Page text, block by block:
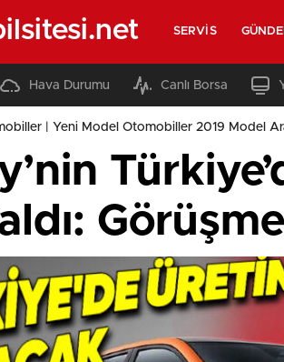
SERVIS
Hava Durumu Canlı Borsa
| Yeni Model Otomobiller 2019 Model